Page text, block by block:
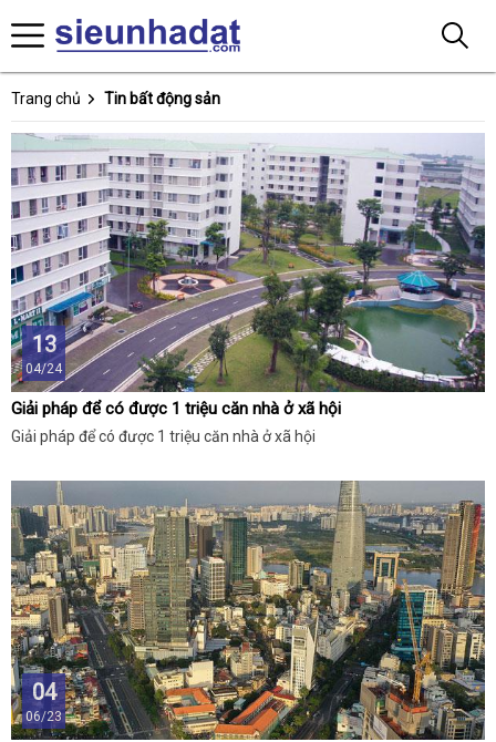
Trang chủ Tin bất động sản
13
04/24
Giải pháp để có được 1 triệu căn nhà ở xã hội
Giải pháp để có được 1 triệu căn nhà ở xã hội
04
06/23